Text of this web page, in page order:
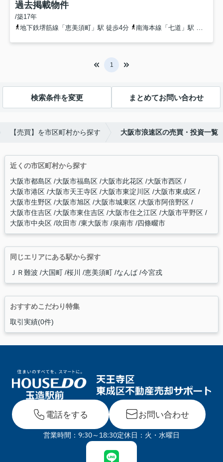
過去掲載物件
/築17年
地下鉄堺筋線「恵美須町」駅 徒歩4分
南海本線「七道」駅 徒歩7分
1
検索条件を変更 まとめてお問い合わせ
【売買】を市区町村から探す 大阪市浪速区の売買・投資一覧
近くの市区町村から探す
大阪市都島区 大阪市福島区 大阪市此花区 大阪市西区
大阪市港区 大阪市天王寺区 大阪市東淀川区 大阪市東成区
大阪市生野区 大阪市旭区 大阪市城東区 大阪市阿倍野区
大阪市住吉区 大阪市東住吉区 大阪市住之江区 大阪市平野区
大阪市中央区 吹田市 東大阪市 泉南市 四條畷市
同じエリアにある駅から探す
ＪＲ難波 大国町 桜川 恵美須町 なんば 今宮戎
おすすめこだわり特集
取引実績(0件)
電話をする お問い合わせ
営業時間：9:30～18:30定休日：火・水曜日